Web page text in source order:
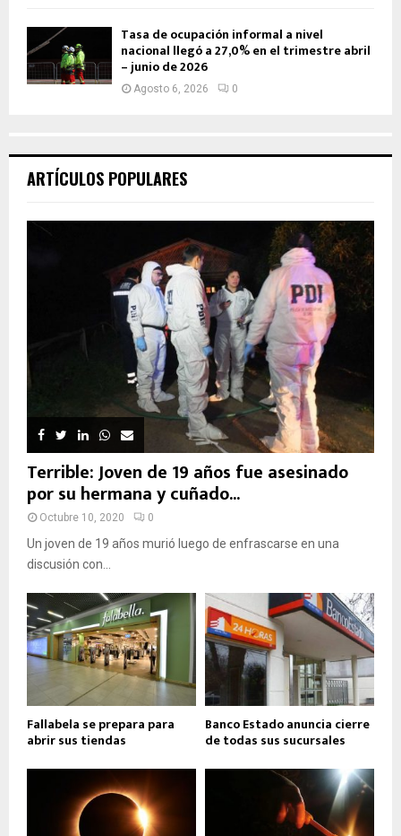
Tasa de ocupación informal a nivel
nacional llegó a 27,0% en el trimestre abril
– junio de 2026
Agosto 6, 2026 0
ARTÍCULOS POPULARES
Terrible: Joven de 19 años fue asesinado
por su hermana y cuñado...
Octubre 10, 2020 0
Un joven de 19 años murió luego de enfrascarse en una
discusión con...
Fallabela se prepara para
abrir sus tiendas
Banco Estado anuncia cierre
de todas sus sucursales